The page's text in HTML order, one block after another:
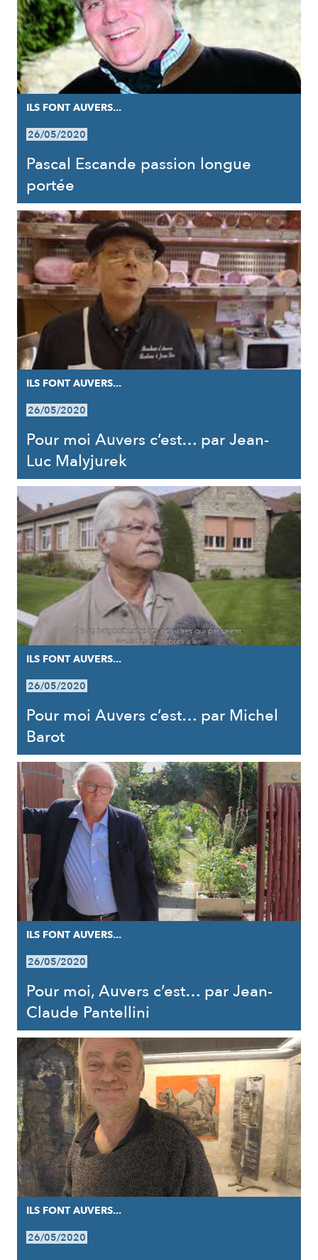
ILS FONT AUVERS...
26/05/2020
Pascal Escande passion longue
portée
ILS FONT AUVERS...
26/05/2020
Pour moi Auvers c’est… par Jean-
Luc Malyjurek
ILS FONT AUVERS...
26/05/2020
Pour moi Auvers c’est… par Michel
Barot
ILS FONT AUVERS...
26/05/2020
Pour moi, Auvers c’est… par Jean-
Claude Pantellini
ILS FONT AUVERS...
26/05/2020